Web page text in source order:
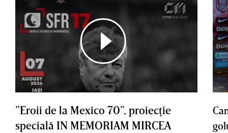
”Eroii de la Mexico 70”, proiecţie
specială IN MEMORIAM MIRCEA